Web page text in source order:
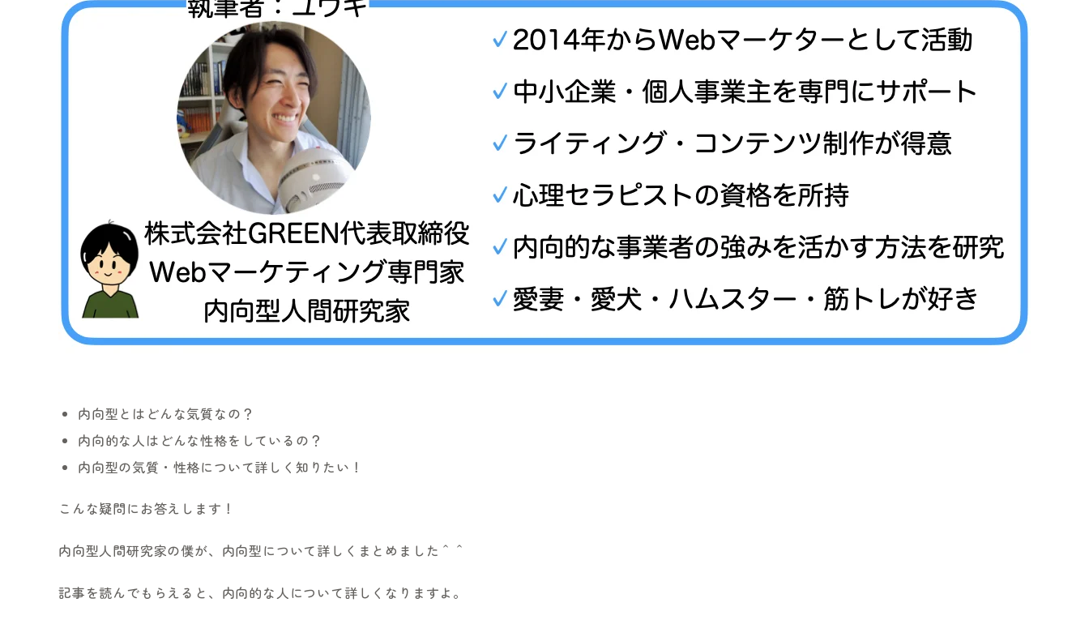
内向型とはどんな気質なの？
内向的な人はどんな性格をしているの？
内向型の気質・性格について詳しく知りたい！
こんな疑問にお答えします！
内向型人間研究家の僕が、内向型について詳しくまとめました＾＾
記事を読んでもらえると、内向的な人について詳しくなりますよ。